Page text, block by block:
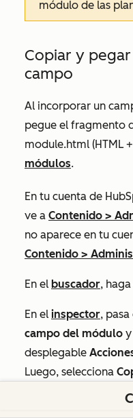
módulo de las
Copiar y
campo
Al incorporar un
pegue el fragmento
module.html (HTML
módulos.
En tu cuenta de
ve a Contenido >
no aparece en tu
Contenido >
En el buscador,
En el inspector,
campo del módulo
desplegable
Luego, selecciona
editor de